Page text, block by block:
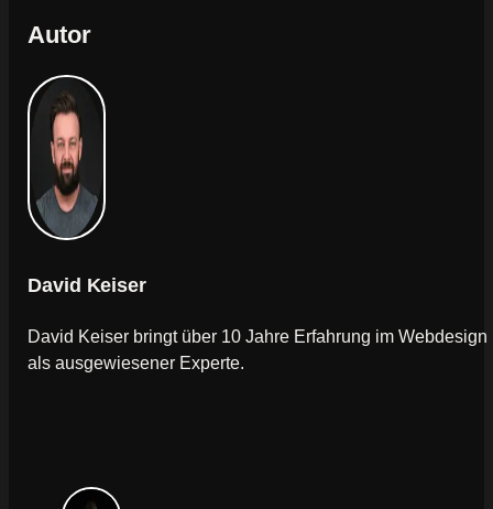
Autor
David Keiser
David Keiser bringt über 10 Jahre Erfahrung im
als ausgewiesener Experte.